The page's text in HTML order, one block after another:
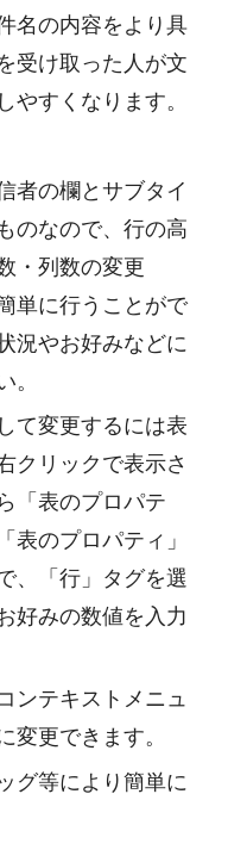
名の内容をより具
受け取った人が文
やすくなります。
者の欄とサブタイ
のなので、行の高
・列数の変更
単に行うことがで
況やお好みなどに
。
て変更するには表
クリックで表示さ
「表のプロパテ
表のプロパティ」
、「行」タグを選
好みの数値を入力
ンテキストメニュ
変更できます。
グ等により簡単に